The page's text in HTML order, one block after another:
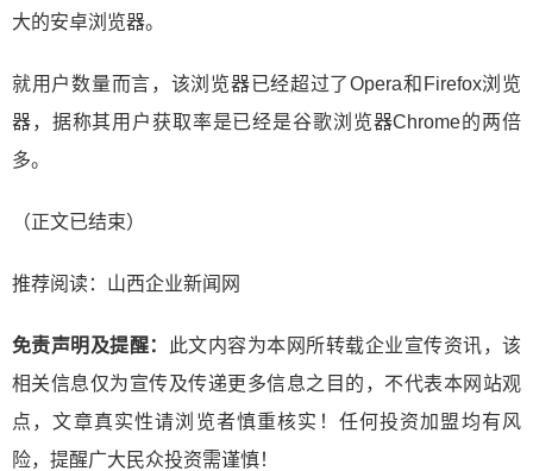
大的安卓浏览器。
就用户数量而言，该浏览器已经超过了Opera和Firefox浏览
器，据称其用户获取率是已经是谷歌浏览器Chrome的两倍
多。
（正文已结束）
推荐阅读： 山西企业新闻网
免责声明及提醒：
此文内容为本网所转载企业宣传资讯，该
相关信息仅为宣传及传递更多信息之目的，不代表本网站观
点，文章真实性请浏览者慎重核实！任何投资加盟均有风
险，提醒广大民众投资需谨慎！